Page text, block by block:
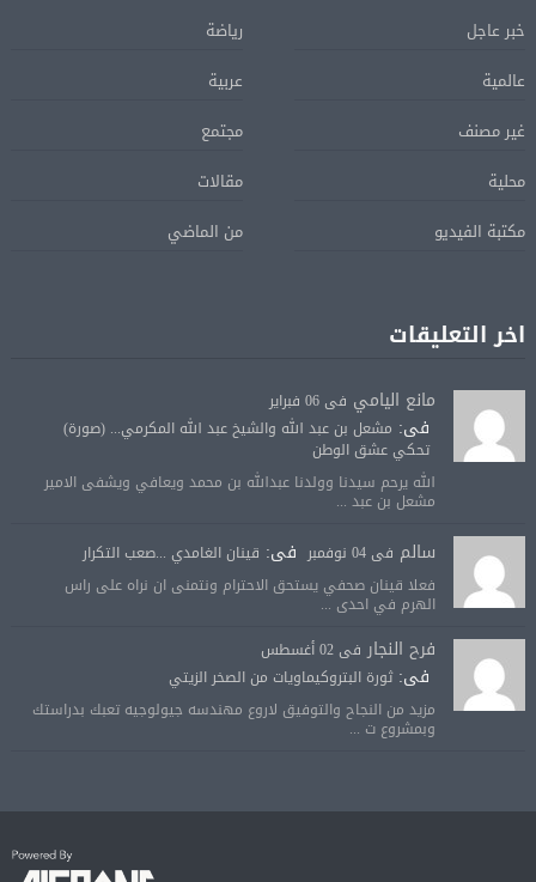
خبر عاجل
رياضة
عالمية
عربية
غير مصنف
مجتمع
محلية
مقالات
مكتبة الفيديو
من الماضي
اخر التعليقات
مانع اليامي فى 06 فبراير
فى: مشعل بن عبد الله والشيخ عبد الله المكرمي... (صورة)
تحكي عشق الوطن
الله يرحم سيدنا وولدنا عبدالله بن محمد ويعافي ويشفى الامير
مشعل بن عبد ...
سالم فى 04 نوفمبر فى: قينان الغامدي ...صعب التكرار
فعلا قينان صحفي يستحق الاحترام ونتمنى ان نراه على راس
الهرم في احدى ...
فرح النجار فى 02 أغسطس
فى:ثورة البتروكيماويات من الصخر الزيتي
مزيد من النجاح والتوفيق لاروع مهندسه جيولوجيه تعبك بدراستك
وبمشروع ت ...